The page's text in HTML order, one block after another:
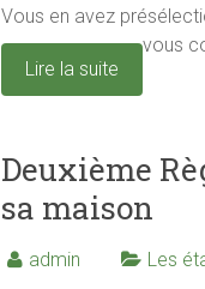
Vous en avez
vous
Lire la suite
Deuxième
sa maison
admin Les